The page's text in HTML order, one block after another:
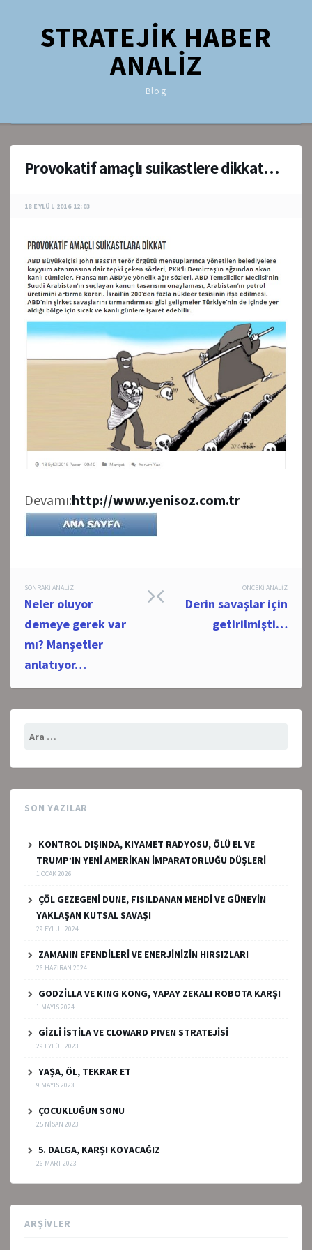
STRATEJİK HABER
ANALİZ
Blog
Provokatif amaçlı suikastlere dikkat…
18 EYLÜL 2016 12:03
Devamı:http://www.yenisoz.com.tr
Post
navigation
ÖNCEKI ANALIZ
Derin savaşlar için
getirilmişti…
SONRAKI ANALIZ
Neler oluyor
demeye gerek var
mı? Manşetler
anlatıyor…
SON YAZILAR
KONTROL DIŞINDA, KIYAMET RADYOSU, ÖLÜ EL VE
TRUMP’IN YENİ AMERİKAN İMPARATORLUĞU DÜŞLERİ
1 OCAK 2026
ÇÖL GEZEGENİ DUNE, FISILDANAN MEHDİ VE GÜNEYİN
YAKLAŞAN KUTSAL SAVAŞI
29 EYLÜL 2024
ZAMANIN EFENDİLERİ VE ENERJİNİZİN HIRSIZLARI
26 HAZIRAN 2024
GODZİLLA VE KING KONG, YAPAY ZEKALI ROBOTA KARŞI
1 MAYIS 2024
GİZLİ İSTİLA VE CLOWARD PIVEN STRATEJİSİ
29 EYLÜL 2023
YAŞA, ÖL, TEKRAR ET
9 MAYIS 2023
ÇOCUKLUĞUN SONU
25 NISAN 2023
5. DALGA, KARŞI KOYACAĞIZ
26 MART 2023
ARŞIVLER